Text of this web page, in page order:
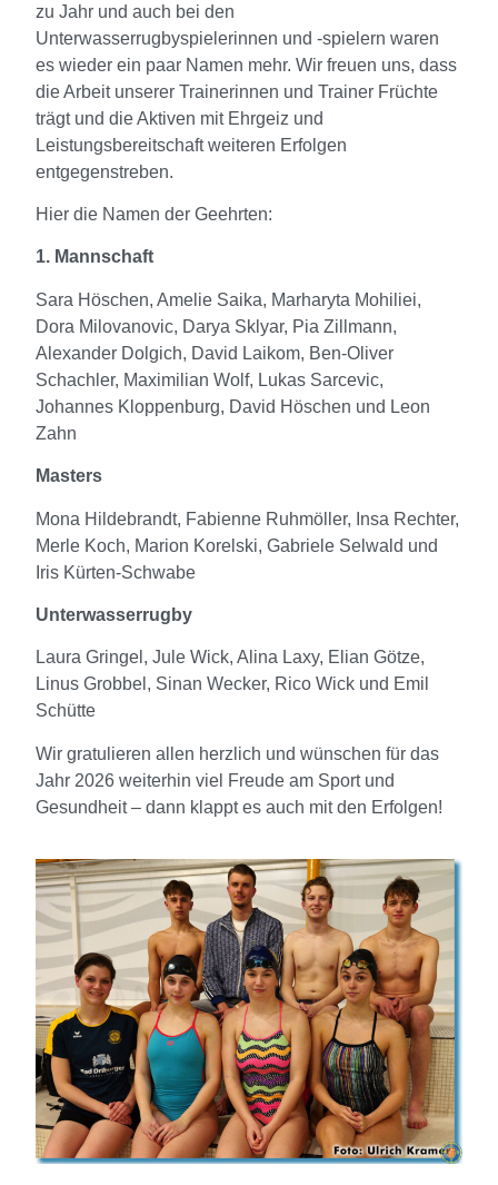
zu Jahr und auch bei den
Unterwasserrugbyspielerinnen und -spielern waren
es wieder ein paar Namen mehr. Wir freuen uns, dass
die Arbeit unserer Trainerinnen und Trainer Früchte
trägt und die Aktiven mit Ehrgeiz und
Leistungsbereitschaft weiteren Erfolgen
entgegenstreben.
Hier die Namen der Geehrten:
1. Mannschaft
Sara Höschen, Amelie Saika, Marharyta Mohiliei,
Dora Milovanovic, Darya Sklyar, Pia Zillmann,
Alexander Dolgich, David Laikom, Ben-Oliver
Schachler, Maximilian Wolf, Lukas Sarcevic,
Johannes Kloppenburg, David Höschen und Leon
Zahn
Masters
Mona Hildebrandt, Fabienne Ruhmöller, Insa Rechter,
Merle Koch, Marion Korelski, Gabriele Selwald und
Iris Kürten-Schwabe
Unterwasserrugby
Laura Gringel, Jule Wick, Alina Laxy, Elian Götze,
Linus Grobbel, Sinan Wecker, Rico Wick und Emil
Schütte
Wir gratulieren allen herzlich und wünschen für das
Jahr 2026 weiterhin viel Freude am Sport und
Gesundheit – dann klappt es auch mit den Erfolgen!